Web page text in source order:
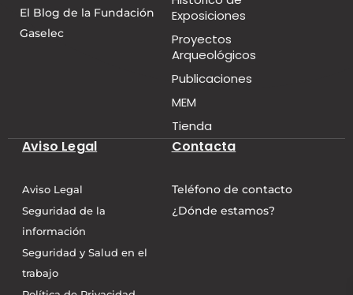
El Blog de la Fundación
Gaselec
Exposiciones
Proyectos
Arqueológicos
Publicaciones
MEM
Tienda
Aviso Legal
Aviso Legal
Seguridad de la
información
Seguridad y Salud en el
trabajo
Contacta
Teléfono de contacto
¿Dónde estamos?